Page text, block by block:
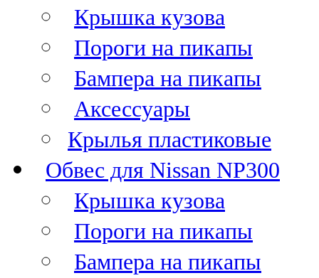
Крышка кузова
Пороги на пикапы
Бампера на пикапы
Аксессуары
Крылья пластиковые
Обвес для Nissan NP300
Крышка кузова
Пороги на пикапы
Бампера на пикапы